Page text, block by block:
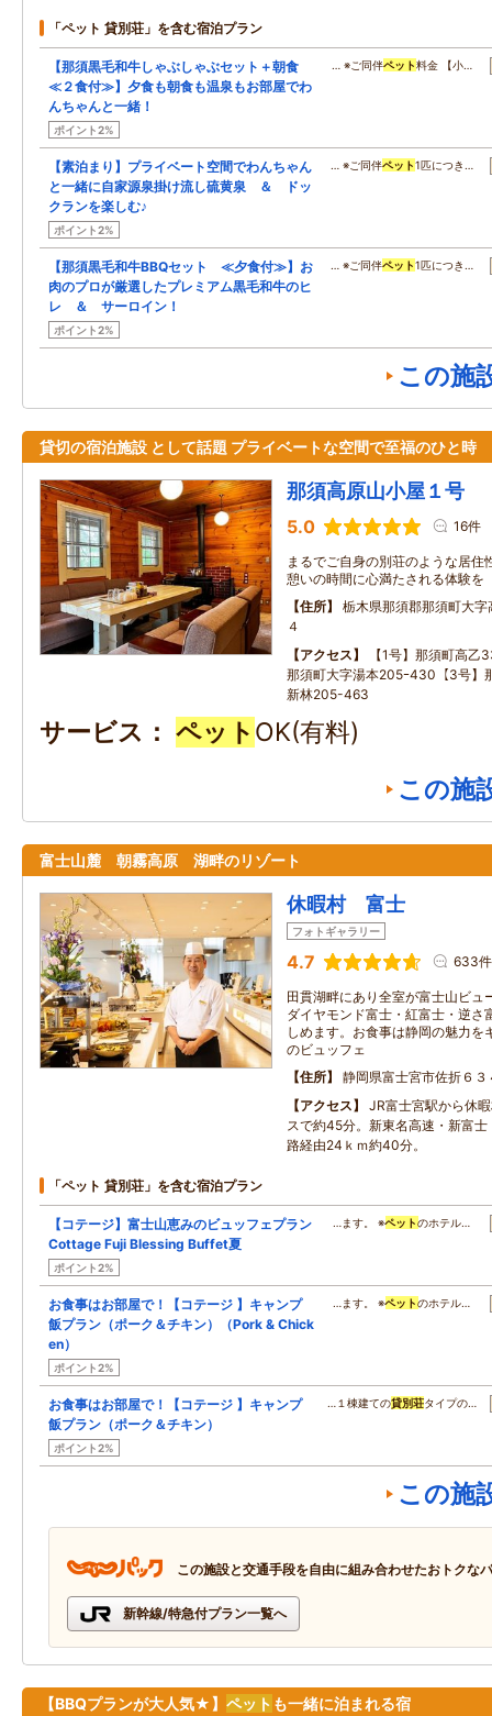
「ペット 貸別荘」を含む宿泊プラン
【那須黒毛和牛しゃぶしゃぶセット＋朝食
≪２食付≫】夕食も朝食も温泉もお部屋でわ
んちゃんと一緒！
ポイント2%
… ※ご同伴ペット料金 【小…
【素泊まり】プライベート空間でわんちゃん
と一緒に自家源泉掛け流し硫黄泉 ＆ ドッ
クランを楽しむ♪
ポイント2%
… ※ご同伴ペット1匹につき…
【那須黒毛和牛BBQセット ≪夕食付≫】お
肉のプロが厳選したプレミアム黒毛和牛のヒ
レ ＆ サーロイン！
ポイント2%
… ※ご同伴ペット1匹につき…
この施
貸切の宿泊施設 として話題 プライベートな空間で至福のひと時
那須高原山小屋１号
5.0 16件
まるでご自身の別荘のような居住
憩いの時間に心満たされる体験を
住所
栃木県那須郡那須町大
４
アクセス
【1号】那須町高
那須町大字湯本205ｰ430【3号】
新林205-463
サービス ペット OK(有料)
この施
富士山麓 朝霧高原 湖畔のリゾート
休暇村 富士
フォトギャラリー
4.7 633件
田貫湖畔にあり全室が富士山ビュ
ダイヤモンド富士・紅富士・逆さ
しめます。お食事は静岡の魅力を
のビュッフェ
住所
静岡県富士宮市佐折６３
アクセス
JR富士宮駅から休
スで約45分。新東名高速・新富
路経由24ｋｍ約40分。
「ペット 貸別荘」を含む宿泊プラン
【コテージ】富士山恵みのビュッフェプラン
Cottage Fuji Blessing Buffet夏
ポイント2%
…ます。 ※ペットのホテル…
お食事はお部屋で！【コテージ 】キャンプ
飯プラン（ポーク＆チキン）（Pork & Chick
en）
ポイント2%
…ます。 ※ペットのホテル…
お食事はお部屋で！【コテージ 】キャンプ
飯プラン（ポーク＆チキン）
ポイント2%
…１棟建ての貸別荘タイプの…
この施
この施設と交通手段を自由に組み合わせたおトクな
新幹線/特急付プラン一覧へ
【BBQプランが大人気★】 ペット も一緒に泊まれる宿